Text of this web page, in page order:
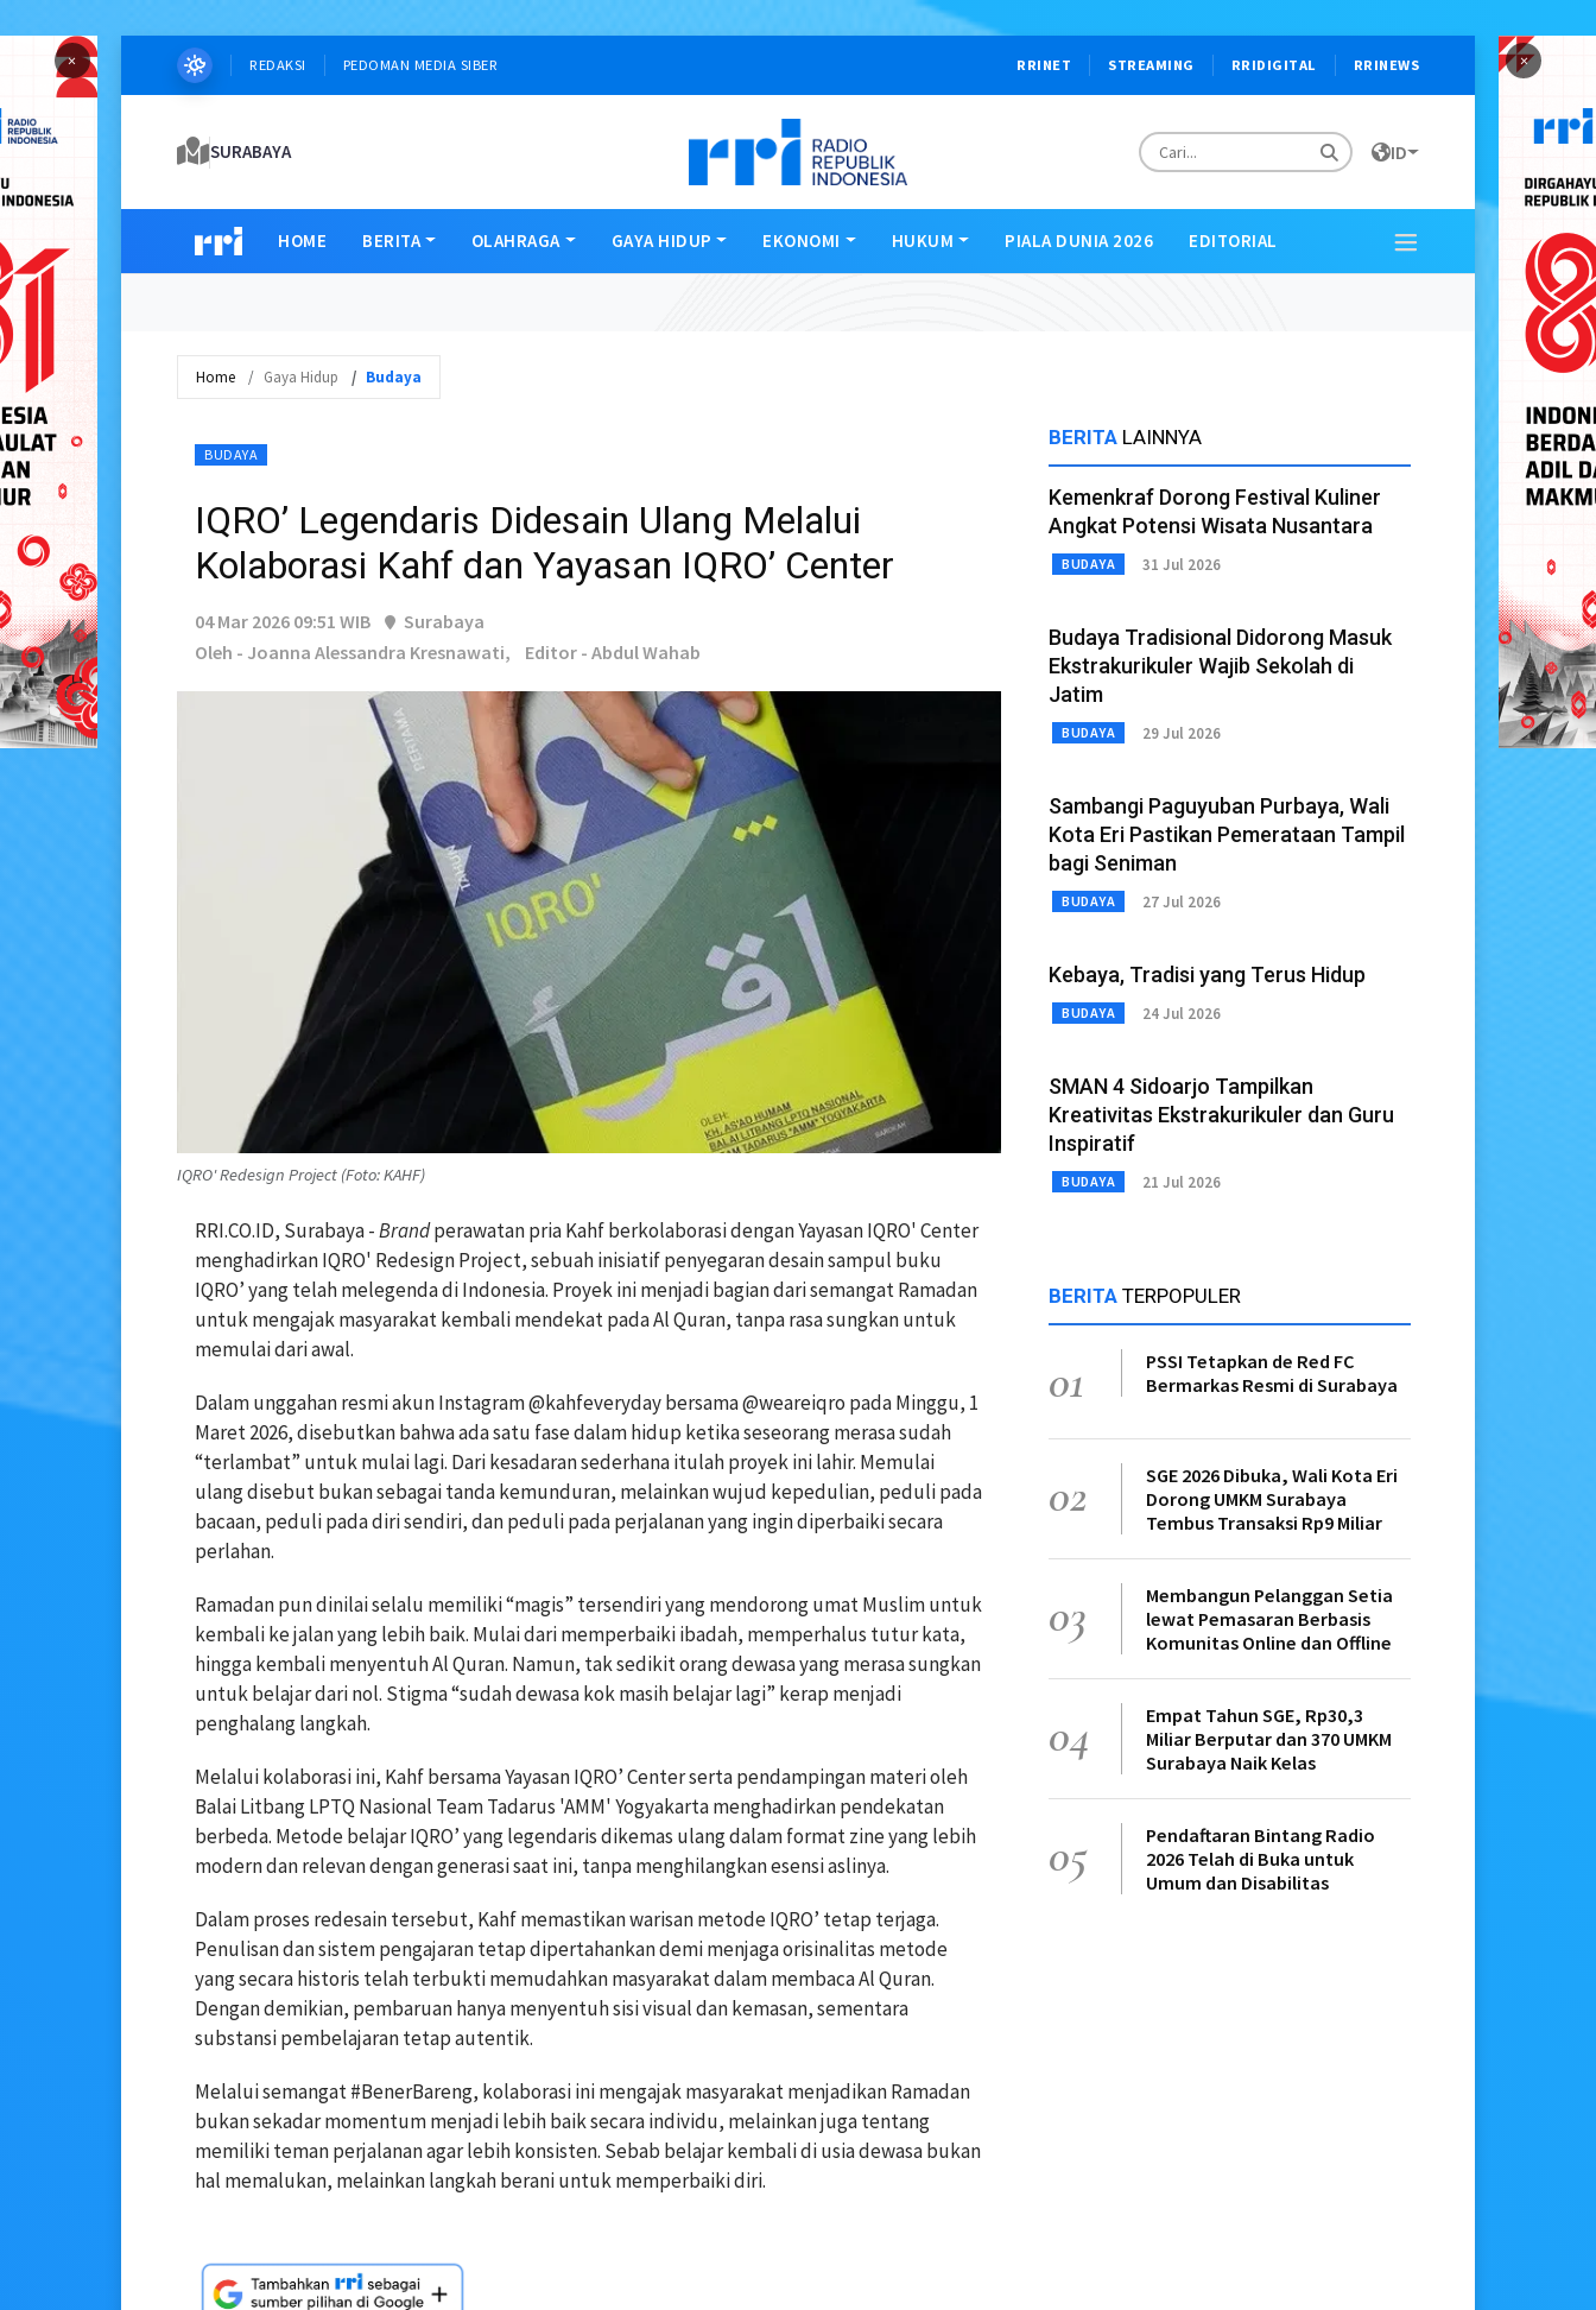
× ×
REDAKSI PEDOMAN MEDIA SIBER RRINET STREAMING RRIDIGITAL RRINEWS
SURABAYA ID
HOME BERITA OLAHRAGA GAYA HIDUP EKONOMI HUKUM PIALA DUNIA 2026 EDITORIAL
Home Gaya Hidup Budaya
BUDAYA
IQRO’ Legendaris Didesain Ulang Melalui
Kolaborasi Kahf dan Yayasan IQRO’ Center
04 Mar 2026 09:51 WIB
Surabaya
Oleh - Joanna Alessandra Kresnawati,
Editor - Abdul Wahab
IQRO' Redesign Project (Foto: KAHF)
RRI.CO.ID, Surabaya -Brandperawatan pria Kahf berkolaborasi dengan Yayasan IQRO' Center
menghadirkan IQRO' Redesign Project, sebuah inisiatif penyegaran desain sampul buku
IQRO’ yang telah melegenda di Indonesia. Proyek ini menjadi bagian dari semangat Ramadan
untuk mengajak masyarakat kembali mendekat pada Al Quran, tanpa rasa sungkan untuk
memulai dari awal.
Dalam unggahan resmi akun Instagram @kahfeveryday bersama @weareiqro pada Minggu, 1
Maret 2026, disebutkan bahwa ada satu fase dalam hidup ketika seseorang merasa sudah
“terlambat” untuk mulai lagi. Dari kesadaran sederhana itulah proyek ini lahir. Memulai
ulang disebut bukan sebagai tanda kemunduran, melainkan wujud kepedulian, peduli pada
bacaan, peduli pada diri sendiri, dan peduli pada perjalanan yang ingin diperbaiki secara
perlahan.
Ramadan pun dinilai selalu memiliki “magis” tersendiri yang mendorong umat Muslim untuk
kembali ke jalan yang lebih baik. Mulai dari memperbaiki ibadah, memperhalus tutur kata,
hingga kembali menyentuh Al Quran. Namun, tak sedikit orang dewasa yang merasa sungkan
untuk belajar dari nol. Stigma “sudah dewasa kok masih belajar lagi” kerap menjadi
penghalang langkah.
Melalui kolaborasi ini, Kahf bersama Yayasan IQRO’ Center serta pendampingan materi oleh
Balai Litbang LPTQ Nasional Team Tadarus 'AMM' Yogyakarta menghadirkan pendekatan
berbeda. Metode belajar IQRO’ yang legendaris dikemas ulang dalam format zine yang lebih
modern dan relevan dengan generasi saat ini, tanpa menghilangkan esensi aslinya.
Dalam proses redesain tersebut, Kahf memastikan warisan metode IQRO’ tetap terjaga.
Penulisan dan sistem pengajaran tetap dipertahankan demi menjaga orisinalitas metode
yang secara historis telah terbukti memudahkan masyarakat dalam membaca Al Quran.
Dengan demikian, pembaruan hanya menyentuh sisi visual dan kemasan, sementara
substansi pembelajaran tetap autentik.
Melalui semangat #BenerBareng, kolaborasi ini mengajak masyarakat menjadikan Ramadan
bukan sekadar momentum menjadi lebih baik secara individu, melainkan juga tentang
memiliki teman perjalanan agar lebih konsisten. Sebab belajar kembali di usia dewasa bukan
hal memalukan, melainkan langkah berani untuk memperbaiki diri.
BERITA LAINNYA
Kemenkraf Dorong Festival Kuliner
Angkat Potensi Wisata Nusantara
BUDAYA 31 Jul 2026
Budaya Tradisional Didorong Masuk
Ekstrakurikuler Wajib Sekolah di
Jatim
BUDAYA 29 Jul 2026
Sambangi Paguyuban Purbaya, Wali
Kota Eri Pastikan Pemerataan Tampil
bagi Seniman
BUDAYA 27 Jul 2026
Kebaya, Tradisi yang Terus Hidup
BUDAYA 24 Jul 2026
SMAN 4 Sidoarjo Tampilkan
Kreativitas Ekstrakurikuler dan Guru
Inspiratif
BUDAYA 21 Jul 2026
BERITA TERPOPULER
01
PSSI Tetapkan de Red FC
Bermarkas Resmi di Surabaya
02
SGE 2026 Dibuka, Wali Kota Eri
Dorong UMKM Surabaya
Tembus Transaksi Rp9 Miliar
03
Membangun Pelanggan Setia
lewat Pemasaran Berbasis
Komunitas Online dan Offline
04
Empat Tahun SGE, Rp30,3
Miliar Berputar dan 370 UMKM
Surabaya Naik Kelas
05
Pendaftaran Bintang Radio
2026 Telah di Buka untuk
Umum dan Disabilitas